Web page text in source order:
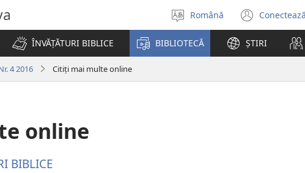
Selectaţi
limba
Română
(se
ÎNVĂȚĂTURI BIBLICE BIBLIOTECĂ ȘTIRI
4 2016 Citiți mai multe online
online
BIBLICE